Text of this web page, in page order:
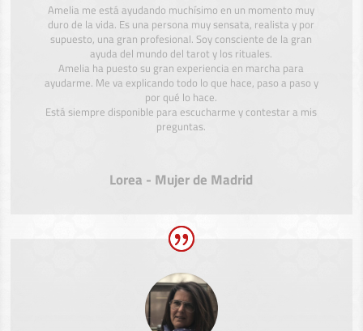
Amelia me está ayudando muchísimo en un momento muy
duro de la vida. Es una persona muy sensata, realista y por
supuesto, una gran profesional. Soy consciente de la gran
ayuda del mundo del tarot y los rituales.
Amelia ha puesto su gran experiencia en marcha para
ayudarme. Me va explicando todo lo que hace, paso a paso y
por qué lo hace.
Está siempre disponible para escucharme y contestar a mis
preguntas.
Lorea - Mujer de Madrid